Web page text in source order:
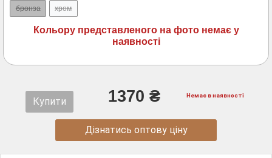
бронза хром
Кольору представленого на фото немає у
наявності
Купити 1370 ₴ Немає в наявності
Дізнатись оптову ціну